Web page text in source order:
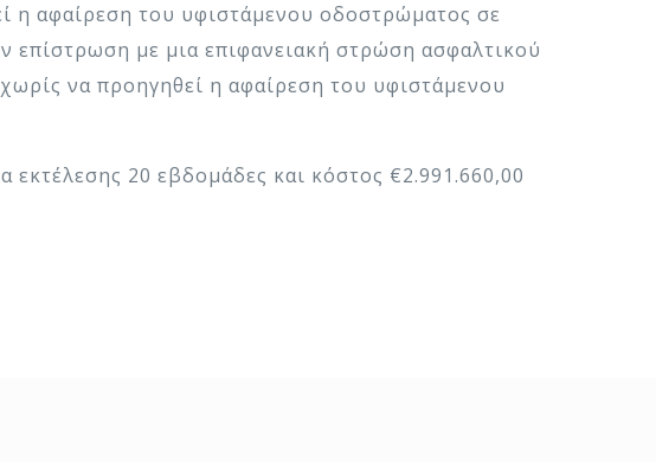
η αφαίρεση του υφιστάμενου οδοστρώματος σε
επίστρωση με μια επιφανειακή στρώση ασφαλτικού
να προηγηθεί η αφαίρεση του υφιστάμενου
εκτέλεσης 20 εβδομάδες και κόστος €2.991.660,00